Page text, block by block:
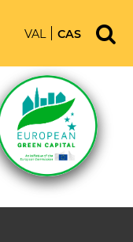
VAL CAS